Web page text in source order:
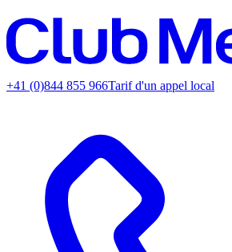
+41 (0)844 855 966Tarif d'un appel local